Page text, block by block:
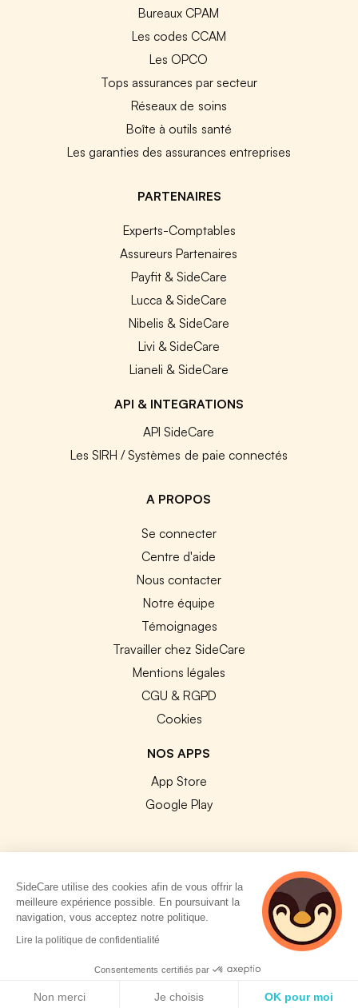
Bureaux CPAM
Les codes CCAM
Les OPCO
Tops assurances par secteur
Réseaux de soins
Boîte à outils santé
Les garanties des assurances entreprises
PARTENAIRES
Experts-Comptables
Assureurs Partenaires
Payfit & SideCare
Lucca & SideCare
Nibelis & SideCare
Livi & SideCare
Lianeli & SideCare
API & INTEGRATIONS
API SideCare
Les SIRH / Systèmes de paie connectés
A PROPOS
Se connecter
Centre d'aide
Nous contacter
Notre équipe
Témoignages
Travailler chez SideCare
Mentions légales
CGU & RGPD
Cookies
NOS APPS
App Store
Google Play
© 2026 SideCare. Tous droits réservés.
SideCare utilise des cookies afin de vous offrir la
meilleure expérience possible. En poursuivant la
navigation, vous acceptez notre politique.
Lire la politique de confidentialité
Consentements certifiés par
Non merci Je choisis OK pour moi